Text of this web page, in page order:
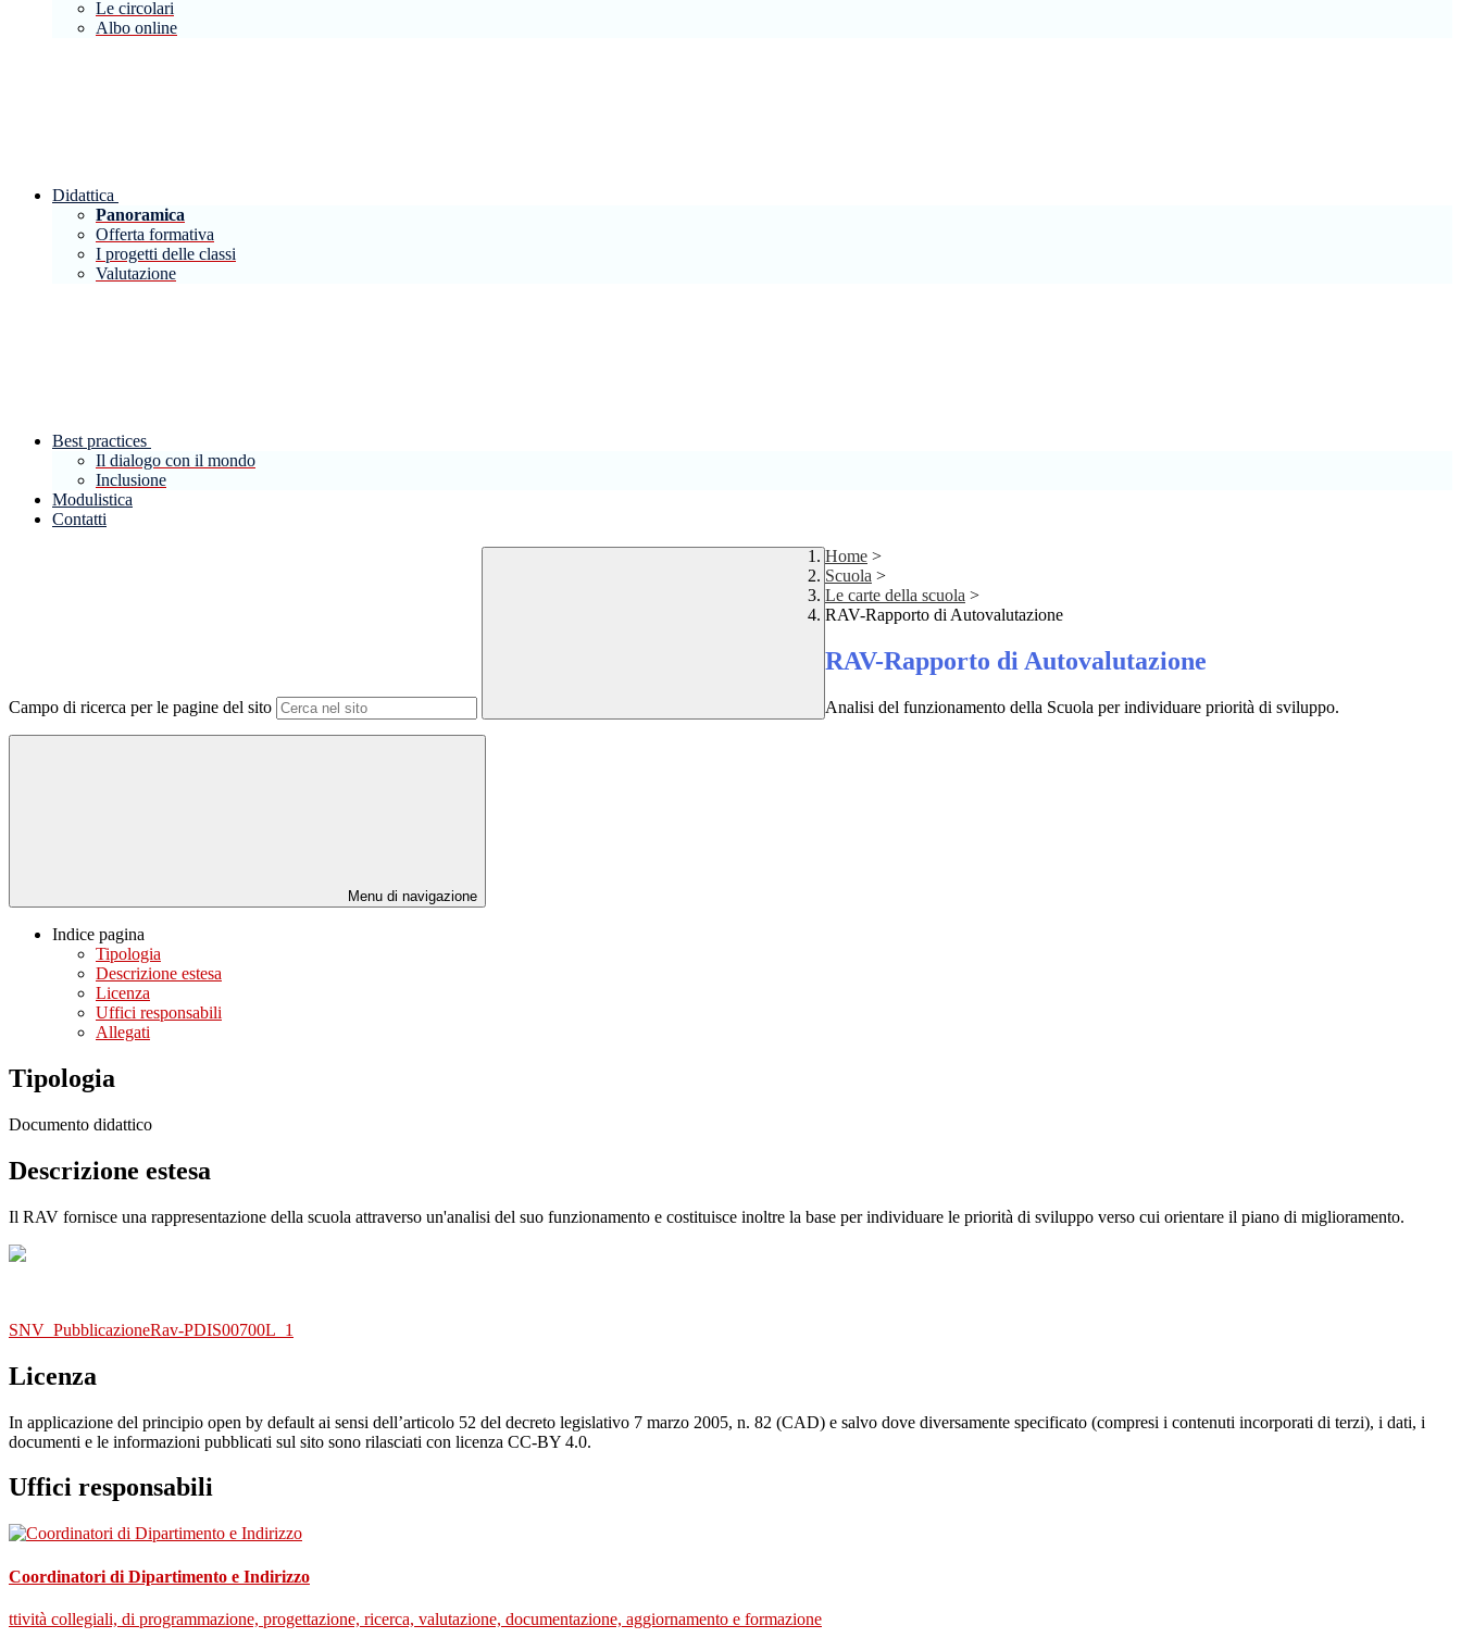
Le circolari
Albo online
Didattica
Panoramica
Offerta formativa
I progetti delle classi
Valutazione
Best practices
Il dialogo con il mondo
Inclusione
Modulistica
Contatti
Campo di ricerca per le pagine del sito
Home >
Scuola >
Le carte della scuola >
RAV-Rapporto di Autovalutazione
RAV-Rapporto di Autovalutazione
Analisi del funzionamento della Scuola per individuare priorità di sviluppo.
Menu di navigazione
Indice pagina
Tipologia
Descrizione estesa
Licenza
Uffici responsabili
Allegati
Tipologia
Documento didattico
Descrizione estesa
Il RAV fornisce una rappresentazione della scuola attraverso un'analisi del suo funzionamento e costituisce inoltre la base per individuare le priorità di sviluppo verso cui orientare il piano di miglioramento.
SNV_PubblicazioneRav-PDIS00700L_1
Licenza
In applicazione del principio open by default ai sensi dell’articolo 52 del decreto legislativo 7 marzo 2005, n. 82 (CAD) e salvo dove diversamente specificato (compresi i contenuti incorporati di terzi), i dati, i
documenti e le informazioni pubblicati sul sito sono rilasciati con licenza CC-BY 4.0.
Uffici responsabili
Coordinatori di Dipartimento e Indirizzo
ttività collegiali, di programmazione, progettazione, ricerca, valutazione, documentazione, aggiornamento e formazione